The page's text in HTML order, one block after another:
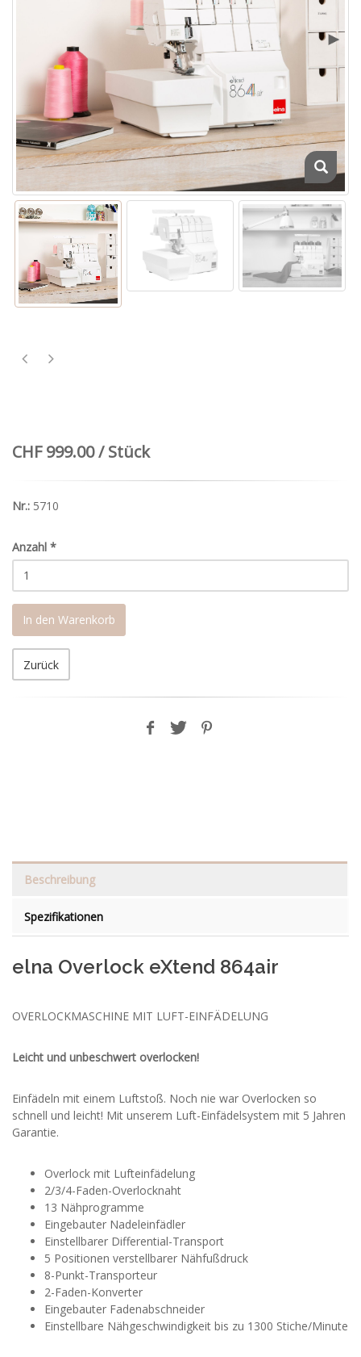
CHF 999.00 / Stück
Nr.: 5710
Anzahl *
In den Warenkorb
Zurück
Beschreibung
Spezifikationen
elna Overlock eXtend 864air
OVERLOCKMASCHINE MIT LUFT-EINFÄDELUNG
Leicht und unbeschwert overlocken!
Einfädeln mit einem Luftstoß. Noch nie war Overlocken so
schnell und leicht! Mit unserem Luft-Einfädelsystem mit 5 Jahren
Garantie.
Overlock mit Lufteinfädelung
2/3/4-Faden-Overlocknaht
13 Nähprogramme
Eingebauter Nadeleinfädler
Einstellbarer Differential-Transport
5 Positionen verstellbarer Nähfußdruck
8-Punkt-Transporteur
2-Faden-Konverter
Eingebauter Fadenabschneider
Einstellbare Nähgeschwindigkeit bis zu 1300 Stiche/Minute